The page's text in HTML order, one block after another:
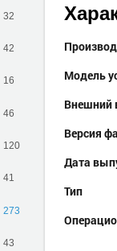
32
42
16
46
120
41
273
43
Модель
Внешний
Версия
Дата
Тип